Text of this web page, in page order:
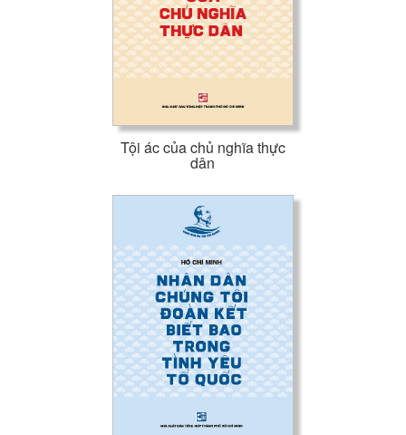
quốc xã hội chủ nghĩa, thực hiện thành công tâm nguyện của
Chủ tịch Hồ Chí Minh vĩ đại và ước vọng của toàn dân tộc.
Tội ác của chủ nghĩa thực
dân